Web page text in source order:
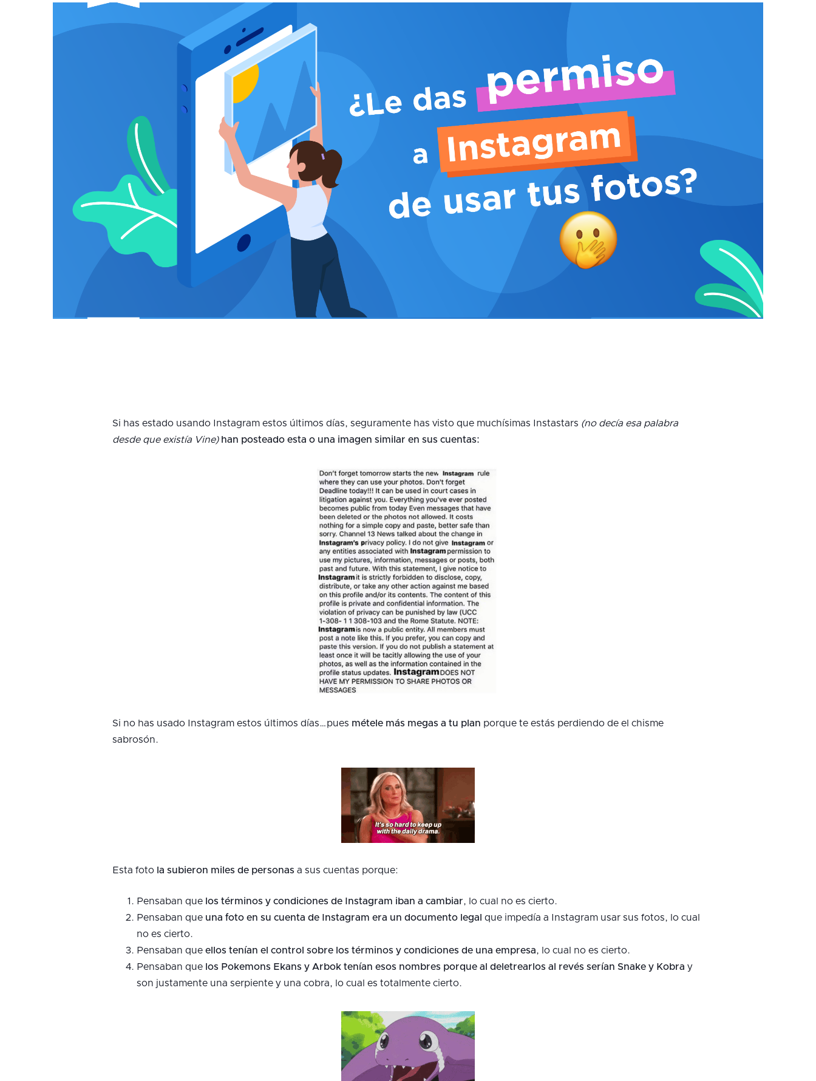
Si has estado usando Instagram estos últimos días, seguramente has visto que muchísimas Instastars (no decía esa palabra
desde que existía Vine) han posteado esta o una imagen similar en sus cuentas:
Si no has usado Instagram estos últimos días…pues métele más megas a tu plan porque te estás perdiendo de el chisme
sabrosón.
Esta foto la subieron miles de personas a sus cuentas porque:
Pensaban que los términos y condiciones de Instagram iban a cambiar, lo cual no es cierto.
Pensaban que una foto en su cuenta de Instagram era un documento legal que impedía a Instagram usar sus fotos, lo cual
no es cierto.
Pensaban que ellos tenían el control sobre los términos y condiciones de una empresa, lo cual no es cierto.
Pensaban que los Pokemons Ekans y Arbok tenían esos nombres porque al deletrearlos al revés serían Snake y Kobra y
son justamente una serpiente y una cobra, lo cual es totalmente cierto.